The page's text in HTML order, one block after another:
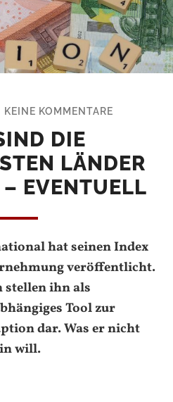
KEINE KOMMENTARE
DIE
LÄNDER
EVENTUELL
hat seinen Index
veröffentlicht.
stellen ihn als
Tool zur
dar. Was er nicht
will.